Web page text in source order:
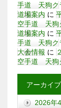
手道 天狗ク
道場案内 に
空手道 天狗
道場案内 に
手道 天狗ク
大会情報 に
空手道 天狗
アーカイブ
2026年